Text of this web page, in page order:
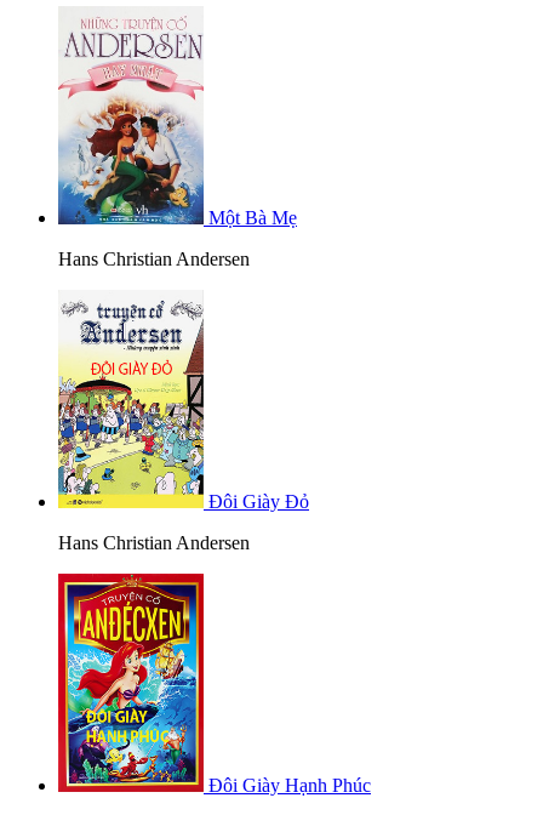
Một Bà Mẹ
Hans Christian Andersen
Đôi Giày Đỏ
Hans Christian Andersen
Đôi Giày Hạnh Phúc